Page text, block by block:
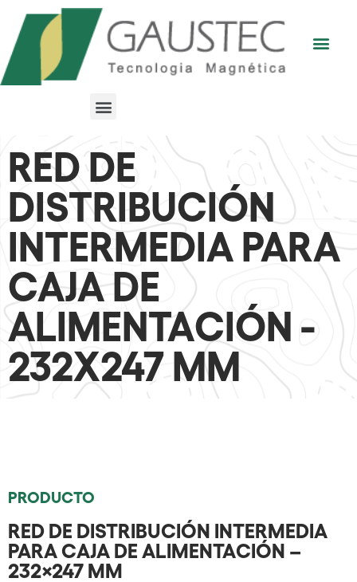
RED DE
DISTRIBUCIÓN
INTERMEDIA PARA
CAJA DE
ALIMENTACIÓN -
232X247 MM
PRODUCTO
RED DE DISTRIBUCIÓN INTERMEDIA
PARA CAJA DE ALIMENTACIÓN –
232×247 MM